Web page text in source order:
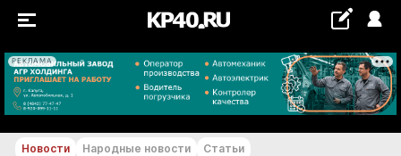
РЕКЛАМА
+29...+30 °С
Новости Народные новости Статьи